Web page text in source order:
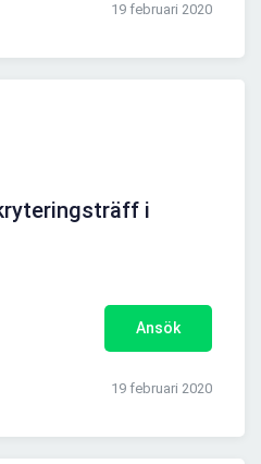
19 februari 2020
i
Ansök
19 februari 2020